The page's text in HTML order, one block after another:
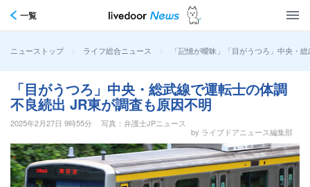
一覧
ニューストップ > ライフ総合ニュース > 「記憶が曖昧」「目がうつろ」中央・
「目がうつろ」中央・総武線で運転士の体調
不良続出 JR東が調査も原因不明
2025年2月27日 9時55分
写真：弁護士JPニュース
by ライブドアニュース編集部